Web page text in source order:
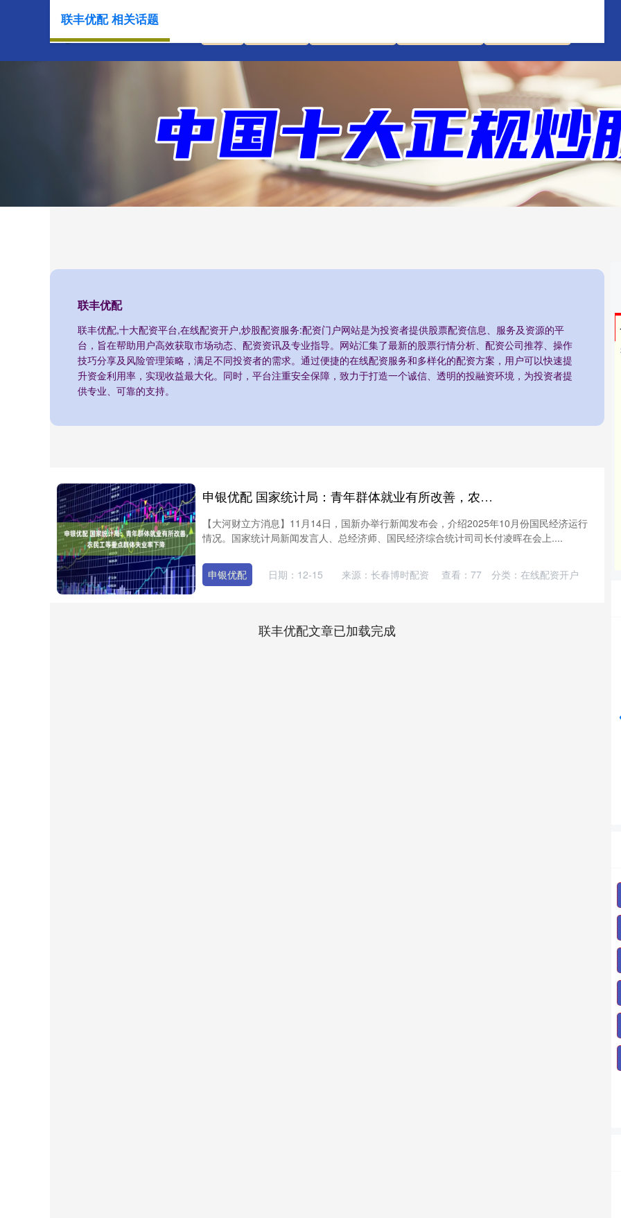
联丰优配
联丰优配,十大配资平台,在线配资开户,炒股配资服务:配资门户网站是为投资者提供股票配资信息、服务及资源的平
台，旨在帮助用户高效获取市场动态、配资资讯及专业指导。网站汇集了最新的股票行情分析、配资公司推荐、操作
技巧分享及风险管理策略，满足不同投资者的需求。通过便捷的在线配资服务和多样化的配资方案，用户可以快速提
升资金利用率，实现收益最大化。同时，平台注重安全保障，致力于打造一个诚信、透明的投融资环境，为投资者提
供专业、可靠的支持。
联丰优配 相关话题
申银优配 国家统计局：青年群体就业有所改善，农民工等重点群体失业率下降
【大河财立方消息】11月14日，国新办举行新闻发布会，介绍2025年10月份国民经济运行
情况。国家统计局新闻发言人、总经济师、国民经济综合统计司司长付凌晖在会上....
申银优配 日期：12-15 来源：长春博时配资 查看： 77 分类： 在线配资开户
联丰优配文章已加载完成